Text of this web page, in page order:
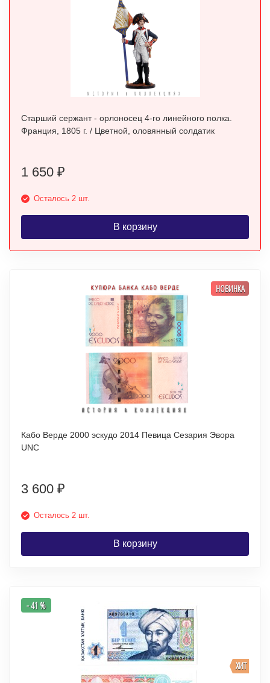
Старший сержант - орлоносец 4-го линейного полка.
Франция, 1805 г. / Цветной, оловянный солдатик
1 650 ₽
Осталось 2 шт.
В корзину
НОВИНКА
Кабо Верде 2000 эскудо 2014 Певица Сезария Эвора
UNC
3 600 ₽
Осталось 2 шт.
В корзину
ХИТ
- 41 %